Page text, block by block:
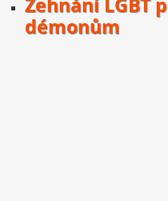
Žehnání LGBT
démonům